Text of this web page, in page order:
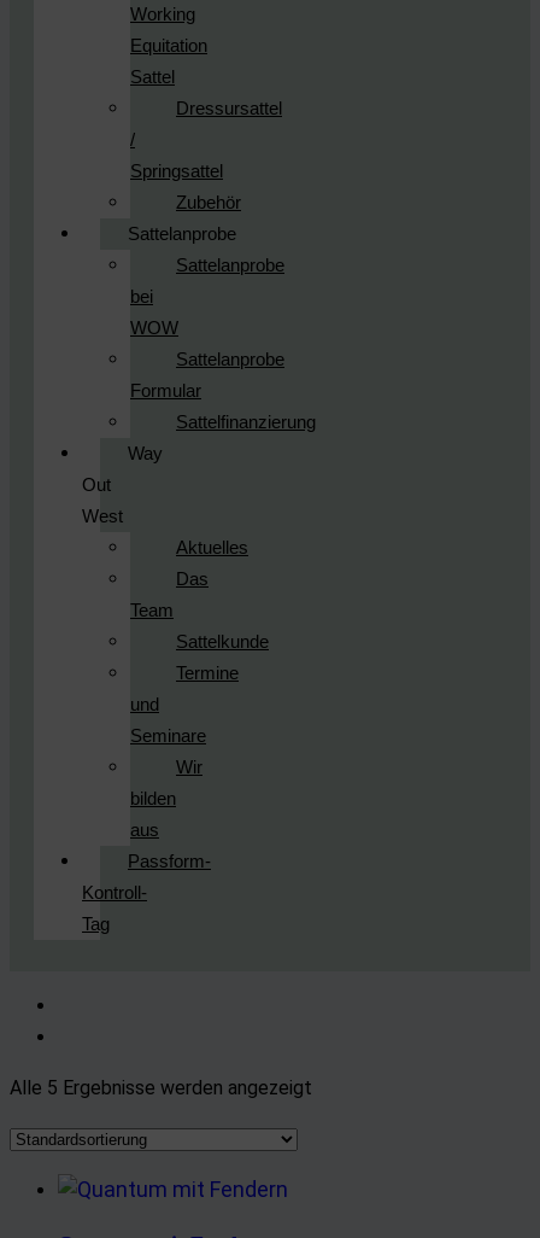
Working
Equitation
Sattel
Dressursattel
/
Springsattel
Zubehör
Sattelanprobe
Sattelanprobe
bei
WOW
Sattelanprobe
Formular
Sattelfinanzierung
Way
Out
West
Aktuelles
Das
Team
Sattelkunde
Termine
und
Seminare
Wir
bilden
aus
Passform-
Kontroll-
Tag
Alle 5 Ergebnisse werden angezeigt